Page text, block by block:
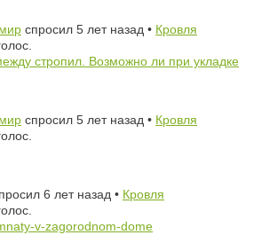
спросил 5 лет назад • Кровля
стропил. Возможно ли при укладке
спросил 5 лет назад • Кровля
6 лет назад • Кровля
v-zagorodnom-dome